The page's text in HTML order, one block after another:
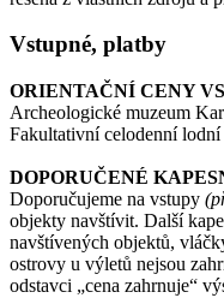
Vstupné, platby
ORIENTAČNÍ CENY
Archeologické muzeum
Fakultativní celodenní
DOPORUČENÉ
Doporučujeme na vstupy
objekty navštívit. Další
navštívených objektů,
ostrovy u výletů nejsou
odstavci „cena zahrnuje“